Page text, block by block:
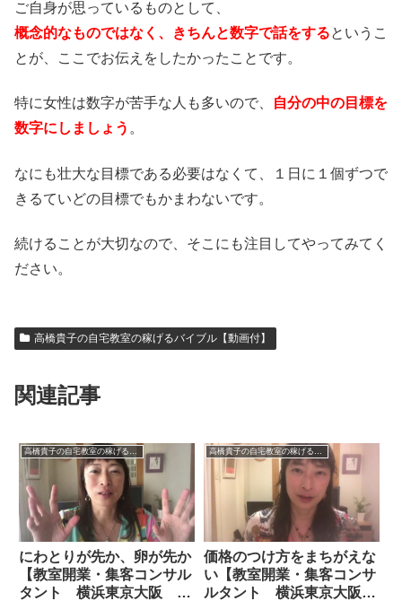
ご自身が思っているものとして、
概念的なものではなく、きちんと数字で話をするというこ
とが、ここでお伝えをしたかったことです。
特に女性は数字が苦手な人も多いので、
自分の中の目標を
数字にしましょう 。
なにも壮大な目標である必要はなくて、１日に１個ずつで
きるていどの目標でもかまわないです。
続けることが大切なので、そこにも注目してやってみてく
ださい。
高橋貴子の自宅教室の稼げるバイブル【動画付】
関連記事
高橋貴子の自宅教室の稼げるバイブル【動画付】
にわとりが先か、卵が先か
【教室開業・集客コンサル
タント 横浜東京大阪 オ
高橋貴子の自宅教室の稼げるバイブル【動画付】
価格のつけ方をまちがえな
い【教室開業・集客コンサ
ルタント 横浜東京大阪